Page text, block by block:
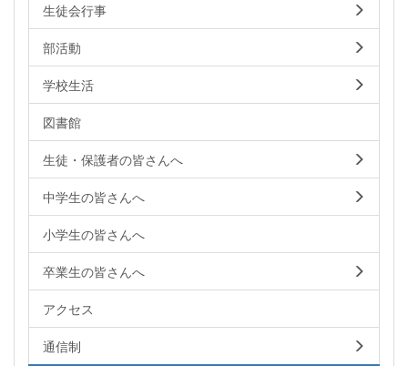
生徒会行事
部活動
学校生活
図書館
生徒・保護者の皆さんへ
中学生の皆さんへ
小学生の皆さんへ
卒業生の皆さんへ
アクセス
通信制